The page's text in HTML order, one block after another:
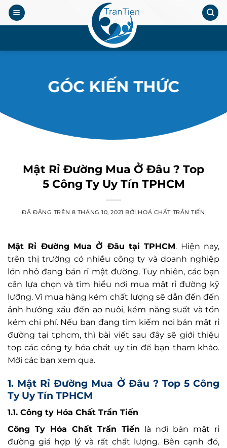
Chuyển
đến
.
GÓC KIẾN THỨC
Mật Rỉ Đường Mua Ở Đâu ? Top
5 Công Ty Uy Tín TPHCM
ĐÃ ĐĂNG TRÊN 8 THÁNG 10, 2021 BỞI HOÁ CHẤT TRẦN TIẾN
Mật Rỉ Đường Mua Ở Đâu tại TPHCM. Hiện nay,
trên thị trường có nhiều công ty và doanh nghiệp
lớn nhỏ đang bán rỉ mật đường. Tuy nhiên, các bạn
cần lựa chọn và tìm hiểu nơi mua mật rỉ đường kỹ
lưỡng. Vì mua hàng kém chất lượng sẽ dẫn đến đến
ảnh hưởng xấu đến ao nuôi, kém năng suất và tốn
kém chi phí. Nếu bạn đang tìm kiếm nơi bán mật rỉ
đường tại tphcm, thì bài viết sau đây sẽ giới thiệu
top các công ty hóa chất uy tin để bạn tham khảo.
Mời các bạn xem qua.
1. Mật Rỉ Đường Mua Ở Đâu ? Top 5 Công
Ty Uy Tín TPHCM
1.1. Công ty Hóa Chất Trần Tiến
Công Ty Hóa Chất Trần Tiến là nơi bán mật rỉ
đường giá hợp lý và rất chất lượng. Bên cạnh đó,